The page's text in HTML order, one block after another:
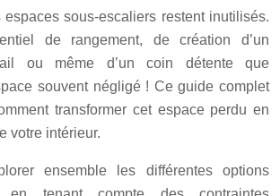
espaces sous-escaliers restent inutilisés.
de rangement, de création d’un
ou même d’un coin détente que
souvent négligé ! Ce guide complet
transformer cet espace perdu en
votre intérieur.
ensemble les différentes options